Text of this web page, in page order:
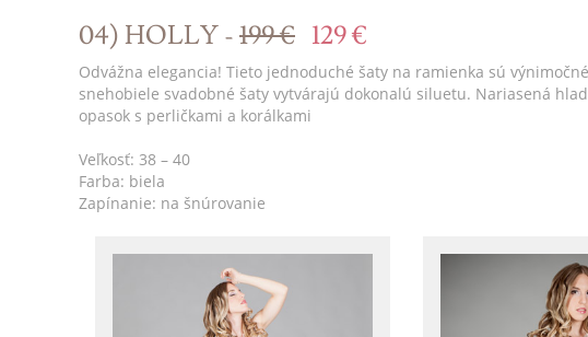
04) HOLLY -199 € 129 €
Odvážna elegancia! Tieto jednoduché šaty na ramienka sú
snehobiele svadobné šaty vytvárajú dokonalú siluetu. Nariasená
opasok s perličkami a korálkami
Veľkosť: 38 – 40
Farba: biela
Zapínanie: na šnúrovanie